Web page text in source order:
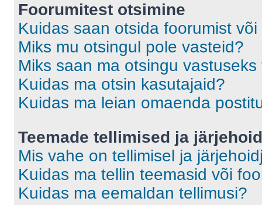
Foorumitest otsimine
Kuidas saan otsida foorumist
Miks mu otsingul pole vasteid?
Miks saan ma otsingu
Kuidas ma otsin kasutajaid?
Kuidas ma leian omaenda
Teemade tellimised ja
Mis vahe on tellimisel ja
Kuidas ma tellin teemasid või
Kuidas ma eemaldan tellimusi?